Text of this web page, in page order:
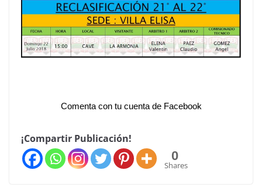
Comenta con tu cuenta de Facebook
¡Compartir Publicación!
0
Shares